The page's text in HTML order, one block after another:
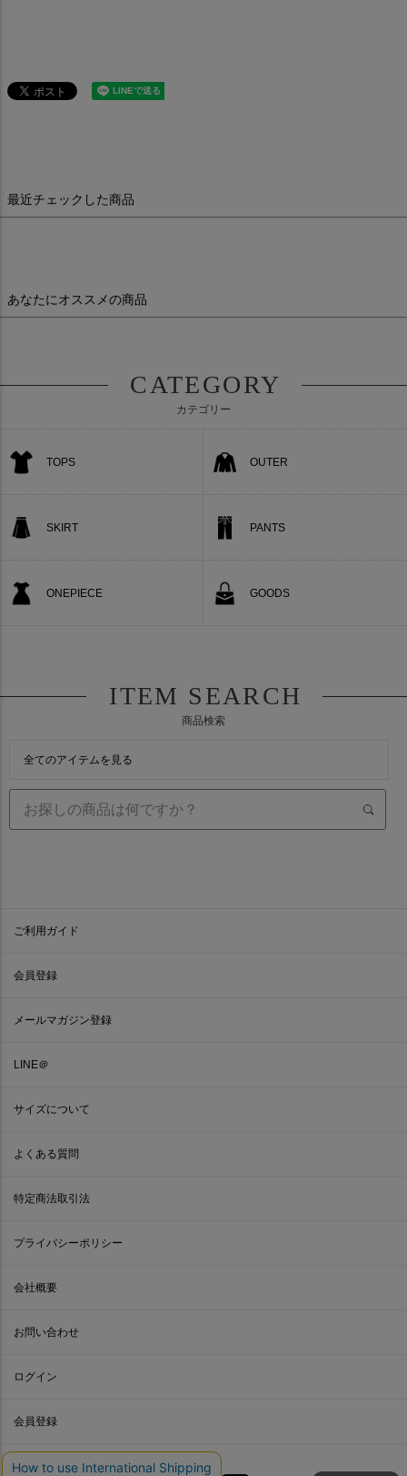
最近チェックした商品
あなたにオススメの商品
CATEGORY
カテゴリー
TOPS OUTER
SKIRT PANTS
ONEPIECE GOODS
ITEM SEARCH
商品検索
全てのアイテムを見る
ご利用ガイド
会員登録
メールマガジン登録
LINE＠
サイズについて
よくある質問
特定商法取引法
プライバシーポリシー
会社概要
お問い合わせ
ログイン
会員登録